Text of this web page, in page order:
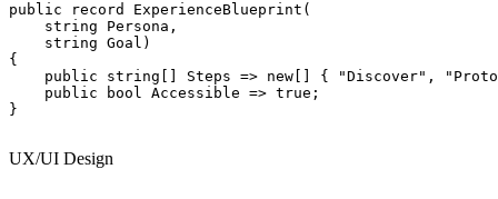
public record ExperienceBlueprint (
string Persona,
string Goal)
{
public
string [] Steps => new [] { "Discover",
public
bool Accessible => true ;
}
UX/UI Design